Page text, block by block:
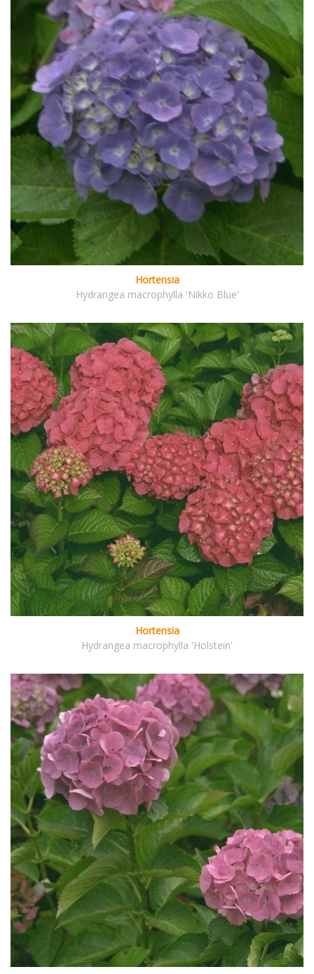
Hortensia
Hydrangea macrophylla 'Nikko Blue'
Hortensia
Hydrangea macrophylla 'Holstein'